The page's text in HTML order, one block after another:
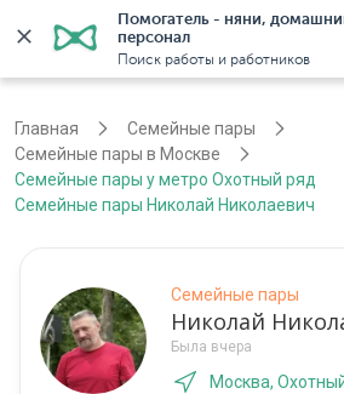
Помогатель - няни,
персонал
Поиск работы и работников
Главная
Семейные пары
Семейные пары в Москве
Семейные пары у метро Охотный ряд
Семейные пары Николай Николаевич
Семейные пары
Николай
Была вчера
Москва,